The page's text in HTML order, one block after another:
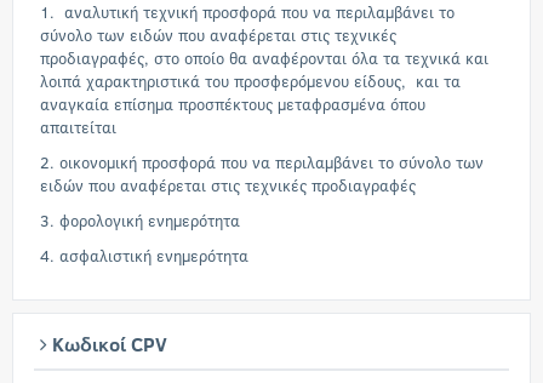
1. αναλυτική τεχνική προσφορά που να περιλαμβάνει το
σύνολο των ειδών που αναφέρεται στις τεχνικές
προδιαγραφές, στο οποίο θα αναφέρονται όλα τα τεχνικά και
λοιπά χαρακτηριστικά του προσφερόμενου είδους, και τα
αναγκαία επίσημα προσπέκτους μεταφρασμένα όπου
απαιτείται
2. οικονομική προσφορά που να περιλαμβάνει το σύνολο των
ειδών που αναφέρεται στις τεχνικές προδιαγραφές
3. φορολογική ενημερότητα
4. ασφαλιστική ενημερότητα
Κωδικοί CPV